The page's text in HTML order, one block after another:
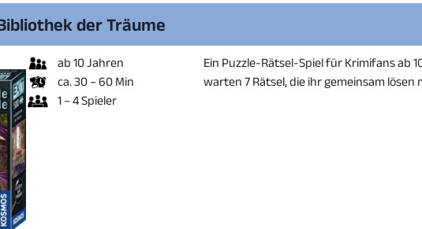
der Träume
ab 10 Jahren
ca. 30 – 60 Min
1 – 4 Spieler
Ein Puzzle-Rätsel-Spiel für Krimifans ab
warten 7 Rätsel, die ihr gemeinsam lösen